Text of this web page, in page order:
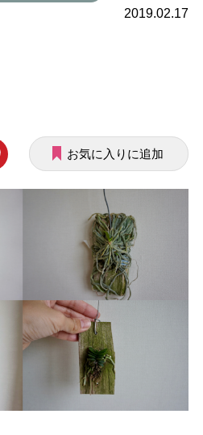
2019.02.17
お気に入りに追加